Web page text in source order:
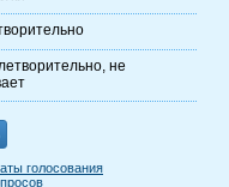
не
голосования